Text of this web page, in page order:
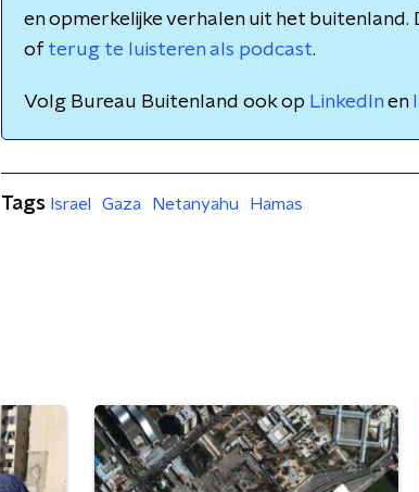
en opmerkelijke verhalen uit het buitenland.
of terug te luisteren als podcast.
Volg Bureau Buitenland ook op LinkedIn en
Tags Israel Gaza Netanyahu Hamas